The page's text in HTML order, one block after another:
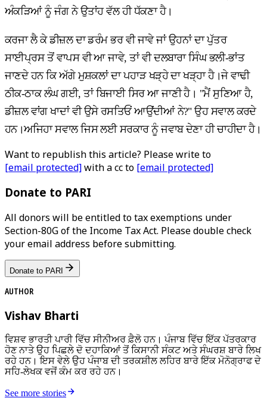
ਅੰਕੜਿਆਂ ਨੂੰ ਜੰਗ ਨੇ ਉਤਾਂਹ ਵੱਲ ਹੀ ਧੱਕਣਾ ਹੈ।
ਕਰਜਾ ਲੈ ਕੇ ਡੀਜ਼ਲ ਦਾ ਡਰੰਮ ਭਰ ਵੀ ਜਾਵੇ ਜਾਂ ਉਹਨਾਂ ਦਾ ਪੁੱਤਰ
ਸਾਈਪ੍ਰਸ ਤੋਂ ਵਾਪਸ ਵੀ ਆ ਜਾਵੇ, ਤਾਂ ਵੀ ਦਲਬਾਰਾ ਸਿੰਘ ਭਲੀ-ਭਾਂਤ
ਜਾਣਦੇ ਹਨ ਕਿ ਅੱਗੇ ਮੁਸ਼ਕਲਾਂ ਦਾ ਪਹਾੜ ਖੜ੍ਹੇ ਦਾ ਖੜ੍ਹਾ ਹੈ।ਜੇ ਵਾਢੀ
ਠੀਕ-ਠਾਕ ਲੰਘ ਗਈ, ਤਾਂ ਬਿਜਾਈ ਸਿਰ ਆ ਜਾਣੀ ਹੈ। "ਮੈਂ ਸੁਣਿਆ ਹੈ,
ਡੀਜ਼ਲ ਵਾਂਗ ਖਾਦਾਂ ਵੀ ਉਸੇ ਰਸਤਿਓਂ ਆਉਂਦੀਆਂ ਨੇ?" ਉਹ ਸਵਾਲ ਕਰਦੇ
ਹਨ।ਅਜਿਹਾ ਸਵਾਲ ਜਿਸ ਲਈ ਸਰਕਾਰ ਨੂੰ ਜਵਾਬ ਦੇਣਾ ਹੀ ਚਾਹੀਦਾ ਹੈ।
Want to republish this article? Please write to
[email protected]with a cc to [email protected]
Donate to PARI
All donors will be entitled to tax exemptions under
Section-80G of the Income Tax Act. Please double check
your email address before submitting.
Donate to PARI
AUTHOR
Vishav Bharti
ਵਿਸ਼ਵ ਭਾਰਤੀ ਪਾਰੀ ਵਿੱਚ ਸੀਨੀਅਰ ਫ਼ੈਲੋ ਹਨ। ਪੰਜਾਬ ਵਿੱਚ ਇੱਕ ਪੱਤਰਕਾਰ
ਹੋਣ ਨਾਤੇ ਉਹ ਪਿਛਲੇ ਦੋ ਦਹਾਕਿਆਂ ਤੋਂ ਕਿਸਾਨੀ ਸੰਕਟ ਅਤੇ ਸੰਘਰਸ਼ ਬਾਰੇ ਲਿਖ
ਰਹੇ ਹਨ। ਇਸ ਵੇਲੇ ਉਹ ਪੰਜਾਬ ਦੀ ਤਰਕਸ਼ੀਲ ਲਹਿਰ ਬਾਰੇ ਇੱਕ ਮੋਨੋਗ੍ਰਾਫ ਦੇ
ਸਹਿ-ਲੇਖਕ ਵਜੋਂ ਕੰਮ ਕਰ ਰਹੇ ਹਨ।
See more stories